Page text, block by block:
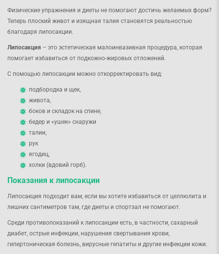
Физические упражнения и диеты не помогают достичь желаемых форм?
Теперь плоский живот и изящная талия становятся реальностью
благодаря липосакции.
Липосакция – это эстетическая малоинвазивная процедура, которая
помогает избавиться от подкожно-жировых отложений.
С помощью липосакции можно откорректировать вид:
подбородка и щек,
живота,
боков и складок на спине,
бедер и «ушек» снаружи
талии,
рук
ягодиц,
холки (вдовий горб).
Показания к липосакции
Липосакция подходит вам, если вы хотите избавиться от целлюлита и
лишних сантиметров там, где диеты и спортзал не помогают.
Среди противопоказаний к липосакции есть, в частности, сахарный
диабет, острые инфекции, нарушения свертывания крови,
гипертоническая болезнь, вирусные гепатиты и другие инфекции кожи.